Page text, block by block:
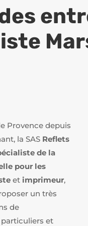
Provence depuis
la SAS Reflets
de la
pour les
et imprimeur,
un très
de
et